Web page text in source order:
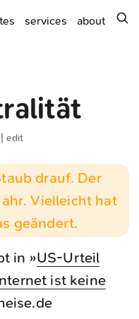
services about
|edit
drauf. Der
Vielleicht hat
geändert.
in »US-Urteil
ist keine